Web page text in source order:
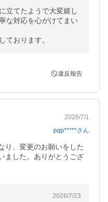
立てたようで大変嬉し
な対応を心がけてまい
ております。
違反報告
2026/7/1
pqp*****さん
り、変更のお願いをした
ました。ありがとうござ
2026/7/23